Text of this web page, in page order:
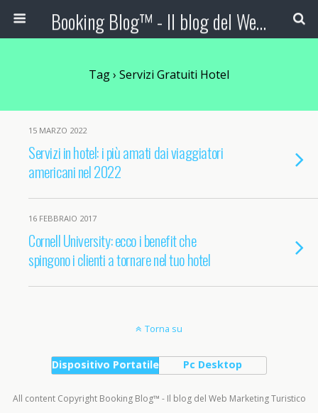
Booking Blog™ - Il blog del Web Marketing Turistico
Tag › Servizi Gratuiti Hotel
15 MARZO 2022
Servizi in hotel: i più amati dai viaggiatori
americani nel 2022
16 FEBBRAIO 2017
Cornell University: ecco i benefit che
spingono i clienti a tornare nel tuo hotel
Torna su
Dispositivo Portatile Pc Desktop
All content Copyright Booking Blog™ - Il blog del Web Marketing Turistico